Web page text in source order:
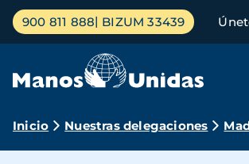
Pasar
contenido
Menú
principal
900 811 888 BIZUM 33439
Ruta
Inicio Nuestras delegaciones